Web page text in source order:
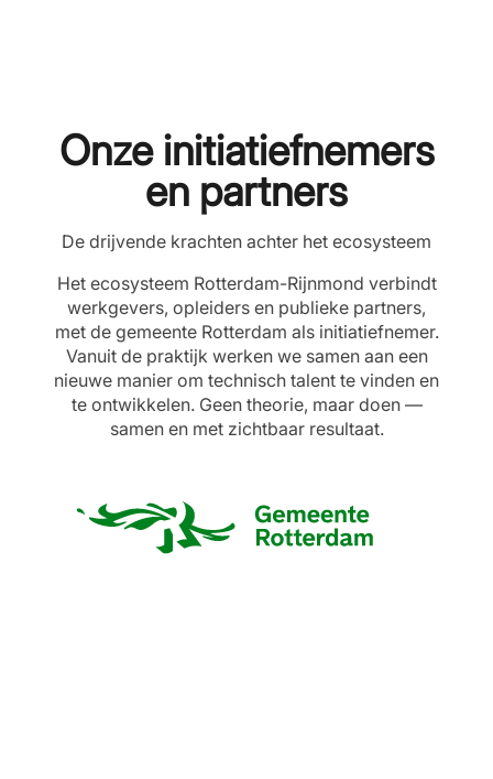
Onze initiatiefnemers
en partners
De drijvende krachten achter het ecosysteem
Het ecosysteem Rotterdam-Rijnmond verbindt
werkgevers, opleiders en publieke partners,
met de gemeente Rotterdam als initiatiefnemer.
Vanuit de praktijk werken we samen aan een
nieuwe manier om technisch talent te vinden en
te ontwikkelen. Geen theorie, maar doen —
samen en met zichtbaar resultaat.